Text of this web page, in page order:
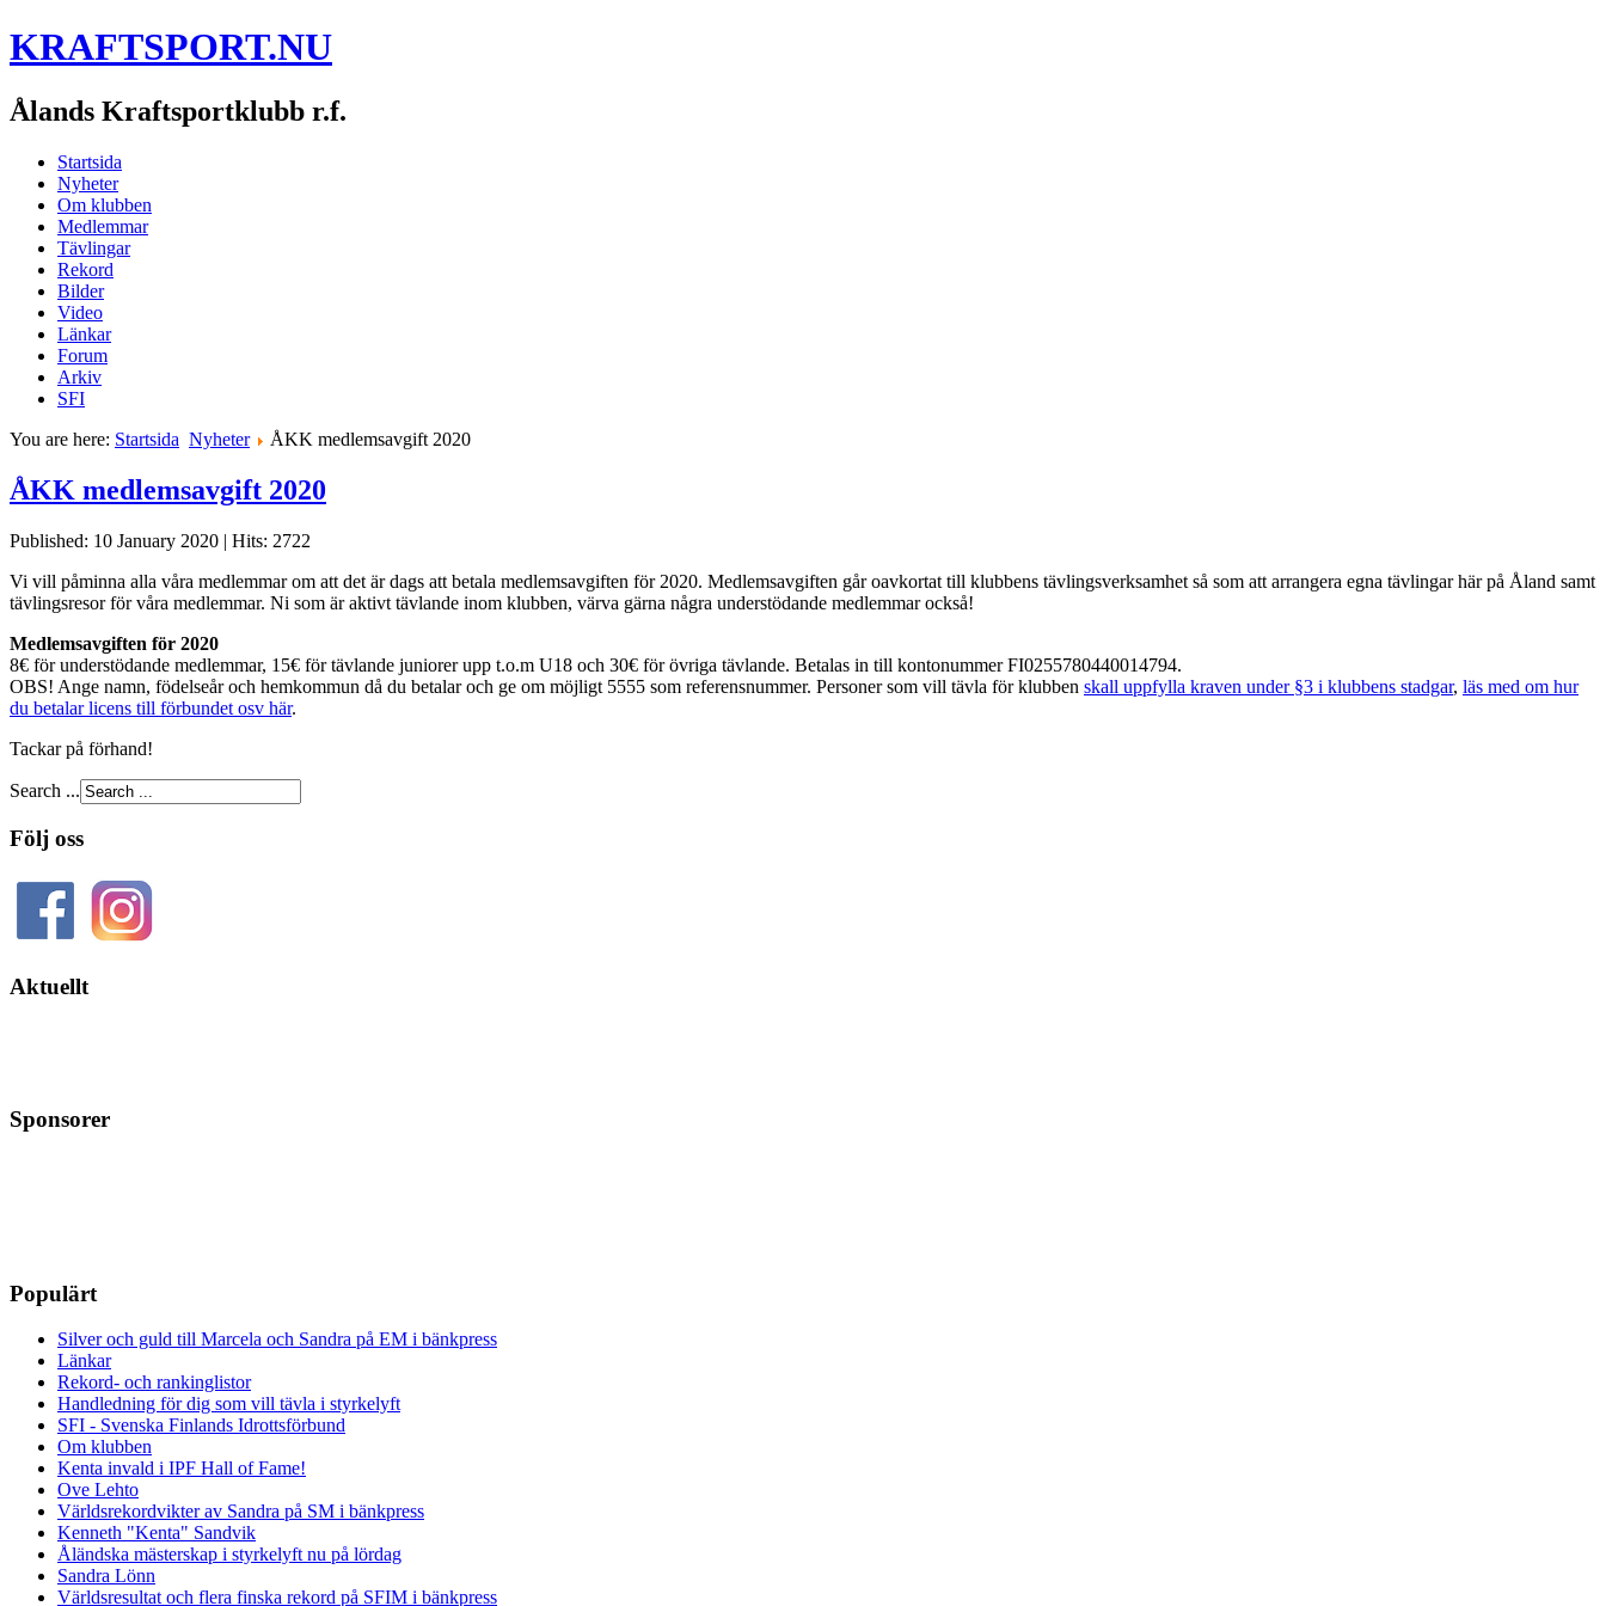
KRAFTSPORT.NU
Ålands Kraftsportklubb r.f.
Startsida
Nyheter
Om klubben
Medlemmar
Tävlingar
Rekord
Bilder
Video
Länkar
Forum
Arkiv
SFI
You are here: Startsida Nyheter ÅKK medlemsavgift 2020
ÅKK medlemsavgift 2020
Published: 10 January 2020 | Hits: 2722
Vi vill påminna alla våra medlemmar om att det är dags att betala medlemsavgiften för 2020. Medlemsavgiften går oavkortat till klubbens tävlingsverksamhet så som att arrangera egna tävlingar här på Åland samt
tävlingsresor för våra medlemmar. Ni som är aktivt tävlande inom klubben, värva gärna några understödande medlemmar också!
Medlemsavgiften för 2020
8€ för understödande medlemmar, 15€ för tävlande juniorer upp t.o.m U18 och 30€ för övriga tävlande. Betalas in till kontonummer FI0255780440014794.
OBS! Ange namn, födelseår och hemkommun då du betalar och ge om möjligt 5555 som referensnummer. Personer som vill tävla för klubben skall uppfylla kraven under §3 i klubbens stadgar, läs med om hur
du betalar licens till förbundet osv här.
Tackar på förhand!
Search ...
Följ oss
Aktuellt
Sponsorer
Populärt
Silver och guld till Marcela och Sandra på EM i bänkpress
Länkar
Rekord- och rankinglistor
Handledning för dig som vill tävla i styrkelyft
SFI - Svenska Finlands Idrottsförbund
Om klubben
Kenta invald i IPF Hall of Fame!
Ove Lehto
Världsrekordvikter av Sandra på SM i bänkpress
Kenneth "Kenta" Sandvik
Åländska mästerskap i styrkelyft nu på lördag
Sandra Lönn
Världsresultat och flera finska rekord på SFIM i bänkpress